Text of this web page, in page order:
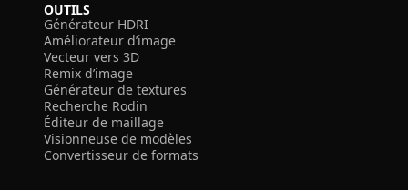
OUTILS
Générateur HDRI
Améliorateur d’image
Vecteur vers 3D
Remix d’image
Générateur de textures
Recherche Rodin
Éditeur de maillage
Visionneuse de modèles
Convertisseur de formats